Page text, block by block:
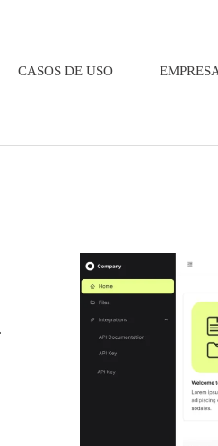
CASOS DE USO